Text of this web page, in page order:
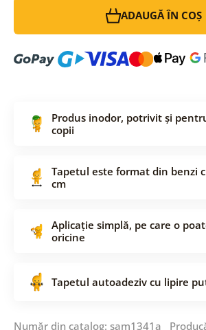
ADAUGĂ ÎN COȘ
Produs inodor, potrivit și
copii
Tapetul este format din benzi
cm
Aplicație simplă, pe care o
oricine
Tapetul autoadeziv cu lipire
Număr din catalog: sam1341a